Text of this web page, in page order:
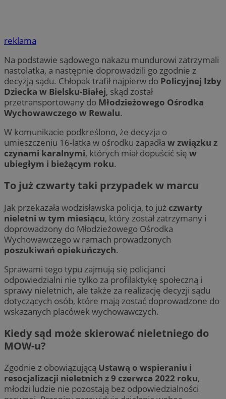
reklama
Na podstawie sądowego nakazu mundurowi zatrzymali
nastolatka, a następnie doprowadzili go zgodnie z
decyzją sądu. Chłopak trafił najpierw do Policyjnej Izby
Dziecka w Bielsku-Białej, skąd został
przetransportowany do Młodzieżowego Ośrodka
Wychowawczego w Rewalu.
W komunikacie podkreślono, że decyzja o
umieszczeniu 16-latka w ośrodku zapadła w związku z
czynami karalnymi, których miał dopuścić się w
ubiegłym i bieżącym roku.
To już czwarty taki przypadek w marcu
Jak przekazała wodzisławska policja, to już czwarty
nieletni w tym miesiącu, który został zatrzymany i
doprowadzony do Młodzieżowego Ośrodka
Wychowawczego w ramach prowadzonych
poszukiwań opiekuńczych.
Sprawami tego typu zajmują się policjanci
odpowiedzialni nie tylko za profilaktykę społeczną i
sprawy nieletnich, ale także za realizację decyzji sądu
dotyczących osób, które mają zostać doprowadzone do
wskazanych placówek wychowawczych.
Kiedy sąd może skierować nieletniego do
MOW-u?
Zgodnie z obowiązującą Ustawą o wspieraniu i
resocjalizacji nieletnich z 9 czerwca 2022 roku,
młodzi ludzie nie pozostają bez odpowiedzialności